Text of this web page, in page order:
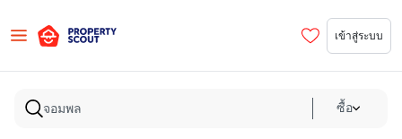
เข้าสู่ระบบ
ซื้อ